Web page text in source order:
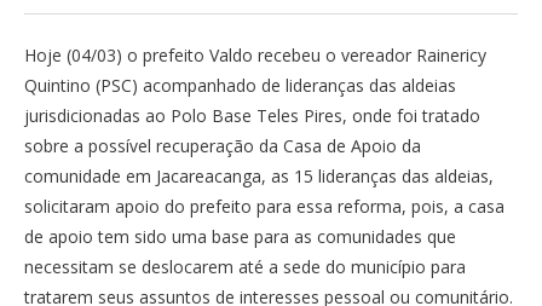
Hoje (04/03) o prefeito Valdo recebeu o vereador Rainericy
Quintino (PSC) acompanhado de lideranças das aldeias
jurisdicionadas ao Polo Base Teles Pires, onde foi tratado
sobre a possível recuperação da Casa de Apoio da
comunidade em Jacareacanga, as 15 lideranças das aldeias,
solicitaram apoio do prefeito para essa reforma, pois, a casa
de apoio tem sido uma base para as comunidades que
necessitam se deslocarem até a sede do município para
tratarem seus assuntos de interesses pessoal ou comunitário.